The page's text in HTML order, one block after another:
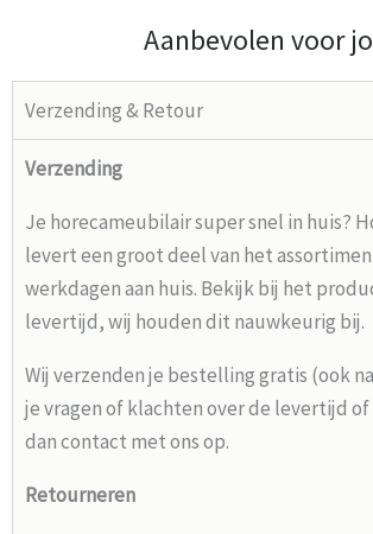
Aanbevolen voor
Verzending & Retour
Verzending
Je horecameubilair super snel in huis?
levert een groot deel van het
werkdagen aan huis. Bekijk bij het
levertijd, wij houden dit nauwkeurig bij.
Wij verzenden je bestelling gratis (ook
je vragen of klachten over de levertijd
dan contact met ons op.
Retourneren